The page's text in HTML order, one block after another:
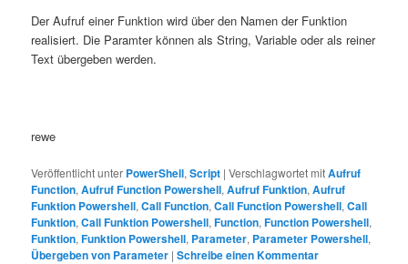
Der Aufruf einer Funktion wird über den Namen der Funktion
realisiert. Die Paramter können als String, Variable oder als reiner
Text übergeben werden.
rewe
Veröffentlicht unter PowerShell,Script |Verschlagwortet mitAufruf
Function,Aufruf Function Powershell,Aufruf Funktion,Aufruf
Funktion Powershell,Call Function,Call Function Powershell,Call
Funktion,Call Funktion Powershell,Function,Function Powershell,
Funktion,Funktion Powershell, Parameter, Parameter Powershell,
Übergeben von Parameter |Schreibe einen Kommentar